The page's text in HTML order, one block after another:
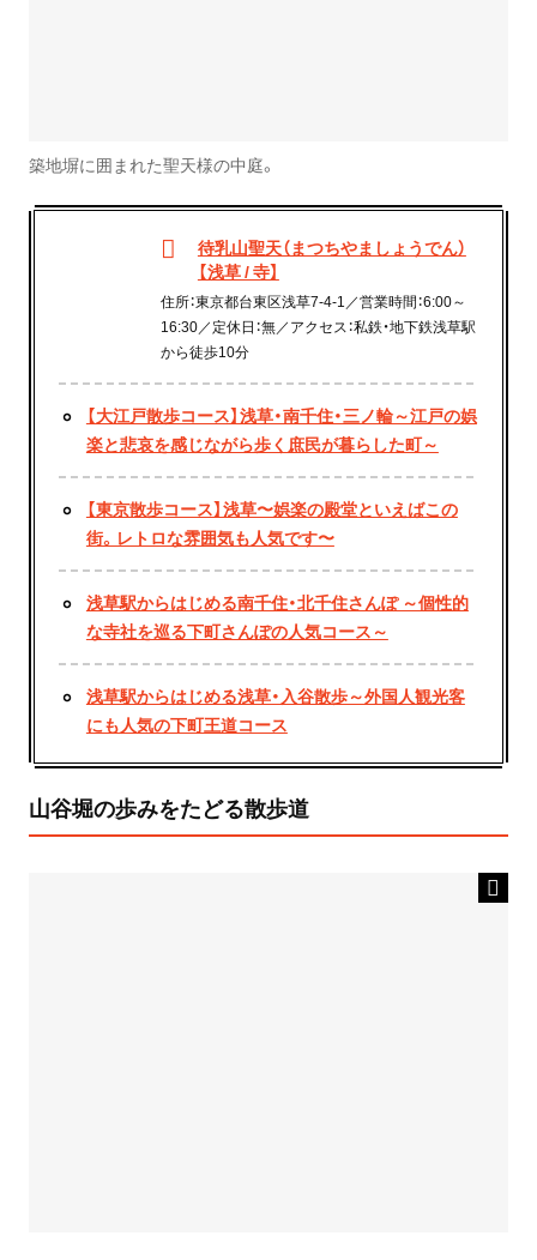
築地塀に囲まれた聖天様の中庭。
待乳山聖天（まつちやましょうでん）
【浅草 / 寺】
住所：東京都台東区浅草7-4-1／営業時間：6:00～
16:30／定休日：無／アクセス：私鉄・地下鉄浅草駅
から徒歩10分
【大江戸散歩コース】浅草・南千住・三ノ輪～江戸の娯
楽と悲哀を感じながら歩く庶民が暮らした町～
【東京散歩コース】浅草〜娯楽の殿堂といえばこの
街。レトロな雰囲気も人気です〜
浅草駅からはじめる南千住・北千住さんぽ ～個性的
な寺社を巡る下町さんぽの人気コース～
浅草駅からはじめる浅草・入谷散歩～外国人観光客
にも人気の下町王道コース
山谷堀の歩みをたどる散歩道